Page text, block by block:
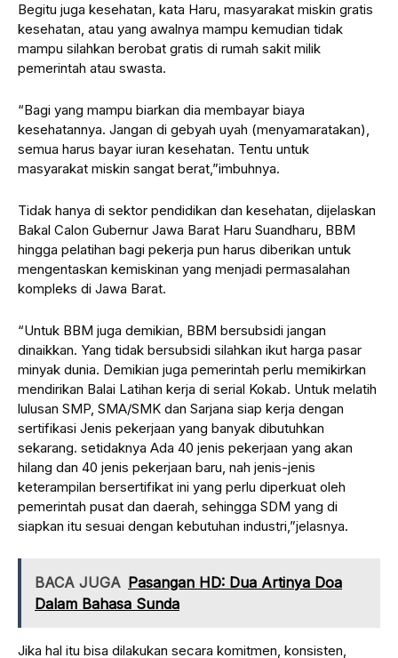
Begitu juga kesehatan, kata Haru, masyarakat miskin gratis
kesehatan, atau yang awalnya mampu kemudian tidak
mampu silahkan berobat gratis di rumah sakit milik
pemerintah atau swasta.
“Bagi yang mampu biarkan dia membayar biaya
kesehatannya. Jangan di gebyah uyah (menyamaratakan),
semua harus bayar iuran kesehatan. Tentu untuk
masyarakat miskin sangat berat,”imbuhnya.
Tidak hanya di sektor pendidikan dan kesehatan, dijelaskan
Bakal Calon Gubernur Jawa Barat Haru Suandharu, BBM
hingga pelatihan bagi pekerja pun harus diberikan untuk
mengentaskan kemiskinan yang menjadi permasalahan
kompleks di Jawa Barat.
“Untuk BBM juga demikian, BBM bersubsidi jangan
dinaikkan. Yang tidak bersubsidi silahkan ikut harga pasar
minyak dunia. Demikian juga pemerintah perlu memikirkan
mendirikan Balai Latihan kerja di serial Kokab. Untuk melatih
lulusan SMP, SMA/SMK dan Sarjana siap kerja dengan
sertifikasi Jenis pekerjaan yang banyak dibutuhkan
sekarang. setidaknya Ada 40 jenis pekerjaan yang akan
hilang dan 40 jenis pekerjaan baru, nah jenis-jenis
keterampilan bersertifikat ini yang perlu diperkuat oleh
pemerintah pusat dan daerah, sehingga SDM yang di
siapkan itu sesuai dengan kebutuhan industri,”jelasnya.
BACA JUGA Pasangan HD: Dua Artinya Doa
Dalam Bahasa Sunda
Jika hal itu bisa dilakukan secara komitmen, konsisten,